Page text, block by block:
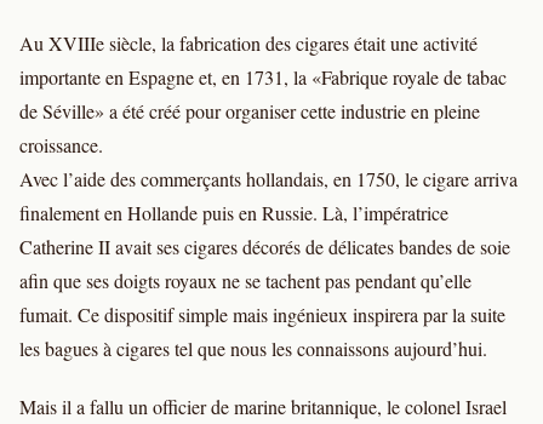
Au XVIIIe siècle, la fabrication des cigares était une activité
importante en Espagne et, en 1731, la «Fabrique royale de tabac
de Séville» a été créé pour organiser cette industrie en pleine
croissance.
Avec l’aide des commerçants hollandais, en 1750, le cigare arriva
finalement en Hollande puis en Russie. Là, l’impératrice
Catherine II avait ses cigares décorés de délicates bandes de soie
afin que ses doigts royaux ne se tachent pas pendant qu’elle
fumait. Ce dispositif simple mais ingénieux inspirera par la suite
les bagues à cigares tel que nous les connaissons aujourd’hui.
Mais il a fallu un officier de marine britannique, le colonel Israel